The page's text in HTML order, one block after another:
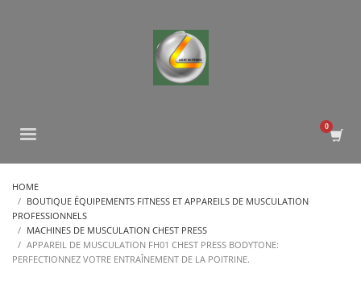
HOME
BOUTIQUE ÉQUIPEMENTS FITNESS ET APPAREILS DE MUSCULATION
PROFESSIONNELS
MACHINES DE MUSCULATION CHEST PRESS
APPAREIL DE MUSCULATION FH01 CHEST PRESS BODYTONE:
PERFECTIONNEZ VOTRE ENTRAÎNEMENT DE LA POITRINE.